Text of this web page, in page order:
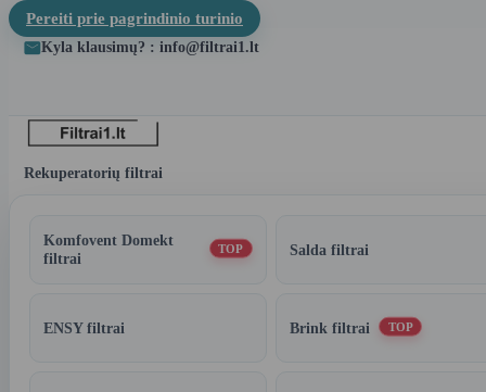
Pereiti prie pagrindinio turinio
Kyla klausimų? : info@filtrai1.lt
Rekuperatorių filtrai
Komfovent Domekt
filtrai
TOP Salda filtrai
ENSY filtrai Brink filtrai TOP